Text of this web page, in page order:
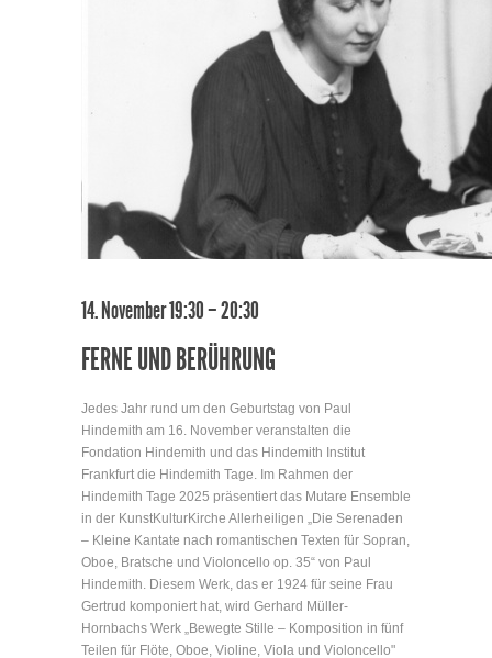
14. November 19:30 – 20:30
FERNE UND BERÜHRUNG
Jedes Jahr rund um den Geburtstag von Paul
Hindemith am 16. November veranstalten die
Fondation Hindemith und das Hindemith Institut
Frankfurt die Hindemith Tage. Im Rahmen der
Hindemith Tage 2025 präsentiert das Mutare Ensemble
in der KunstKulturKirche Allerheiligen „Die Serenaden
– Kleine Kantate nach romantischen Texten für Sopran,
Oboe, Bratsche und Violoncello op. 35“ von Paul
Hindemith. Diesem Werk, das er 1924 für seine Frau
Gertrud komponiert hat, wird Gerhard Müller-
Hornbachs Werk „Bewegte Stille – Komposition in fünf
Teilen für Flöte, Oboe, Violine, Viola und Violoncello"